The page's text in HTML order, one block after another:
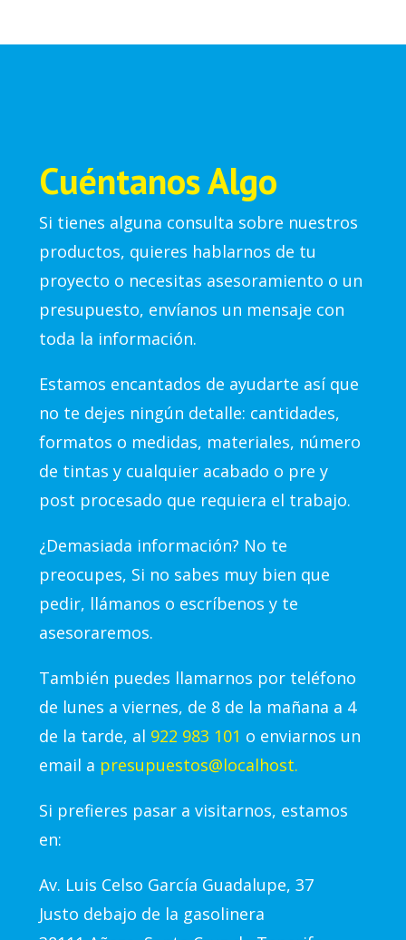
Cuéntanos Algo
Si tienes alguna consulta sobre nuestros
productos, quieres hablarnos de tu
proyecto o necesitas asesoramiento o un
presupuesto, envíanos un mensaje con
toda la información.
Estamos encantados de ayudarte así que
no te dejes ningún detalle: cantidades,
formatos o medidas, materiales, número
de tintas y cualquier acabado o pre y
post procesado que requiera el trabajo.
¿Demasiada información? No te
preocupes, Si no sabes muy bien que
pedir, llámanos o escríbenos y te
asesoraremos.
También puedes llamarnos por teléfono
de lunes a viernes, de 8 de la mañana a 4
de la tarde, al 922 983 101 o enviarnos un
email a presupuestos@localhost.
Si prefieres pasar a visitarnos, estamos
en:
Av. Luis Celso García Guadalupe, 37
Justo debajo de la gasolinera